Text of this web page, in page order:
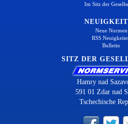
Im Sitz der
Neue Normen
RSS
Bulletin
SITZ DER
Hamry nad
591 01 Zdar nad
Tschechische